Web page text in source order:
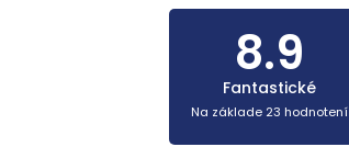
8.9
Fantastické
Na základe 23 hodnotení